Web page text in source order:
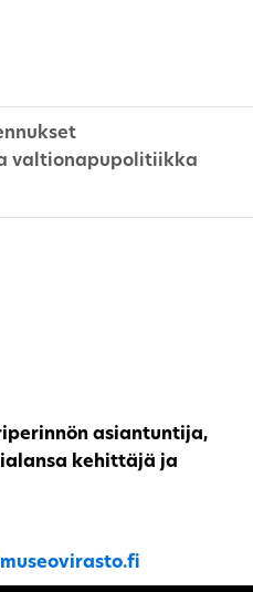
valtionapupolitiikka
asiantuntija,
kehittäjä ja